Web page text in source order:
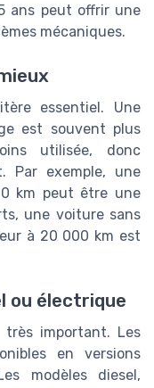
ans peut offrir une
mécaniques.
essentiel. Une
est souvent plus
utilisée, donc
Par exemple, une
km peut être une
une voiture sans
à 20 000 km est
ou électrique
important. Les
en versions
modèles diesel,